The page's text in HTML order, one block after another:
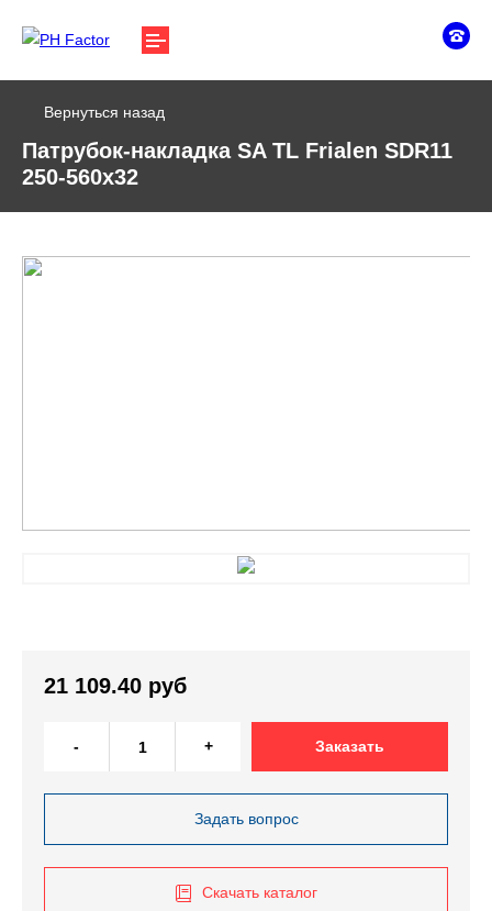
Вернуться назад
Патрубок-накладка SA TL Frialen SDR11
250-560х32
21 109.40 руб
- + Заказать
Задать вопрос
Скачать каталог